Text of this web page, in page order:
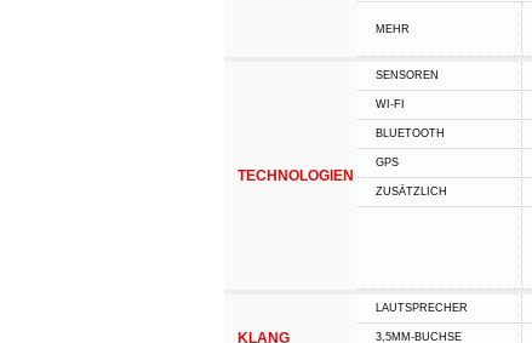
MEHR
TECHNOLOGIEN
SENSOREN
WI-FI
BLUETOOTH
GPS
ZUSÄTZLICH
KLANG
LAUTSPRECHER
3,5MM-BUCHSE